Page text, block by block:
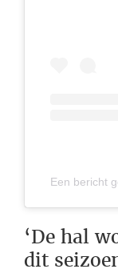
‘De hal
dit